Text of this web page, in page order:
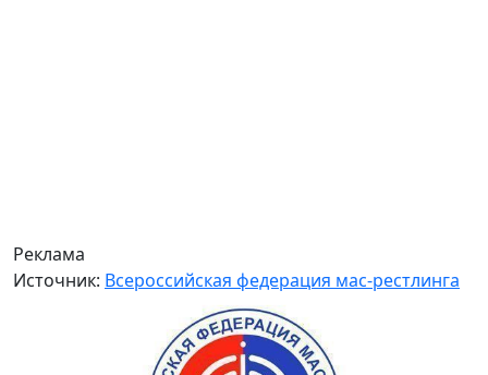
Реклама
Источник: Всероссийская федерация мас-рестлинга